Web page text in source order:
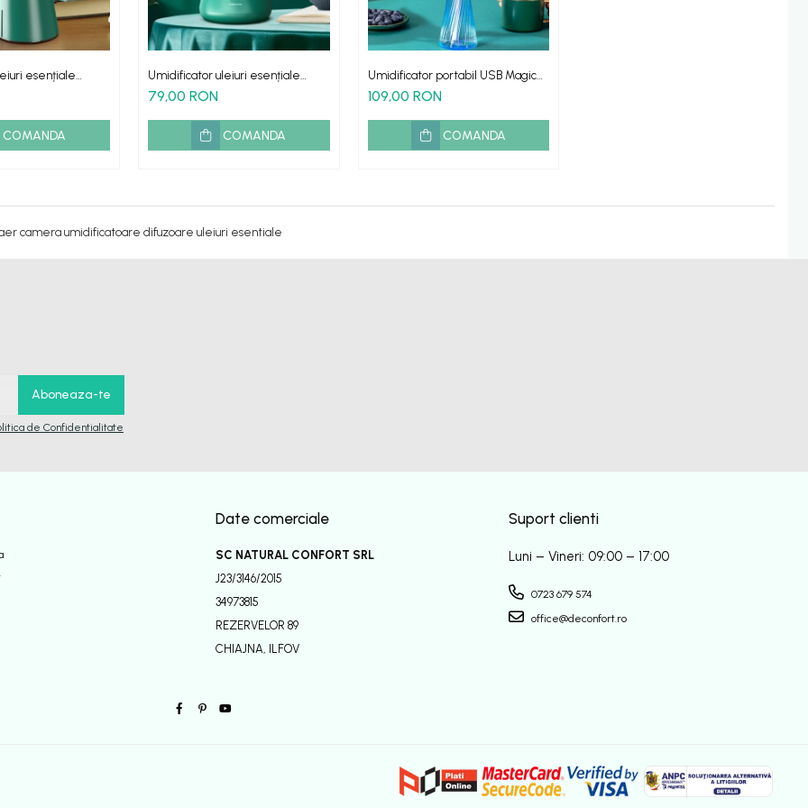
esențiale
200ml Green
COMANDA
Umidificator uleiuri esențiale
aromaterapie Lava Green
79,00 RON
COMANDA
Umidificator portabil USB Magic
Tower difuzor de aromă
109,00 RON
COMANDA
camera umidificatoare difuzoare uleiuri esentiale
de Confidentialitate
Date comerciale
SC NATURAL CONFORT SRL
J23/3146/2015
34973815
REZERVELOR 89
CHIAJNA, ILFOV
Suport clienti
Luni – Vineri: 09:00 – 17:00
0723 679 574
office@deconfort.ro